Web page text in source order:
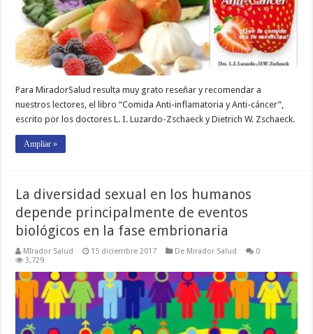
Para MiradorSalud resulta muy grato reseñar y recomendar a
nuestros lectores, el libro “Comida Anti-inflamatoria y Anti-cáncer”,
escrito por los doctores L. I. Luzardo-Zschaeck y Dietrich W. Zschaeck.
Ampliar »
La diversidad sexual en los humanos
depende principalmente de eventos
biológicos en la fase embrionaria
MIrador Salud 15 diciembre 2017 De Mirador Salud
0
3,729